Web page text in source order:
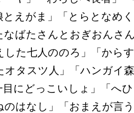
とえがま」「とらとなめ
なばたさんとおぎおんさ
した七人ののろ」「から
オタスツ人」「ハンガイ
目にどっこいしょ」「へ
のはなし」「おまえが言